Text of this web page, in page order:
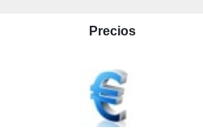
Precios